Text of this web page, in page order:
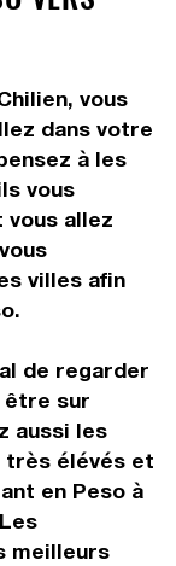
vous
dans votre
à les
vous
vous allez
villes afin
de regarder
être sur
aussi les
très élévés et
en Peso à
meilleurs